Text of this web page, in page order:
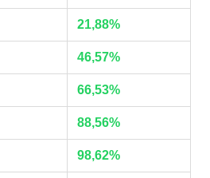
21,88%
46,57%
66,53%
88,56%
98,62%